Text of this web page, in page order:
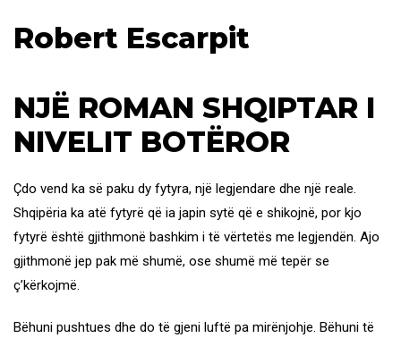
Robert Escarpit
NJË ROMAN SHQIPTAR I
NIVELIT BOTËROR
Çdo vend ka së paku dy fytyra, një legjendare dhe një reale.
Shqipëria ka atë fytyrë që ia japin sytë që e shikojnë, por kjo
fytyrë është gjithmonë bashkim i të vërtetës me legjendën. Ajo
gjithmonë jep pak më shumë, ose shumë më tepër se
ç’kërkojmë.
Bëhuni pushtues dhe do të gjeni luftë pa mirënjohje. Bëhuni të